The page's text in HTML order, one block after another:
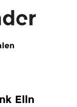
Elln